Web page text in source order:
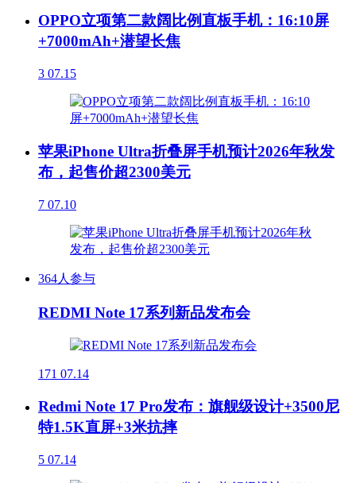
OPPO立项第二款阔比例直板手机：16:10屏
+7000mAh+潜望长焦
3 07.15
苹果iPhone Ultra折叠屏手机预计2026年秋发
布，起售价超2300美元
7 07.10
364人参与
REDMI Note 17系列新品发布会
171 07.14
Redmi Note 17 Pro发布：旗舰级设计+3500尼
特1.5K直屏+3米抗摔
5 07.14